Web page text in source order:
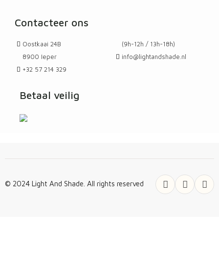
Contacteer ons
Oostkaai 24B
8900 Ieper
+32 57 214 329
(9h-12h / 13h-18h)
info@lightandshade.nl
Betaal veilig
© 2024 Light And Shade. All rights reserved